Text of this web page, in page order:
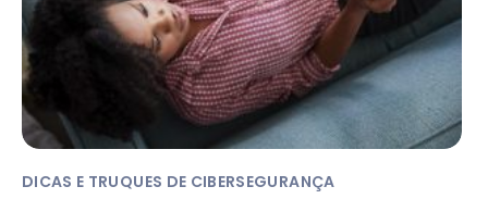
DICAS E TRUQUES DE CIBERSEGURANÇA